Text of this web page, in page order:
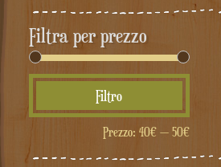
Filtra per prezzo
Min
Max
Filtro
Prezzo: 40€— 50€